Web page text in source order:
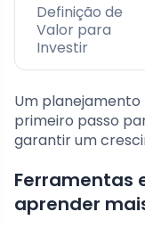
Definição de
Valor para
Investir
Um
primeiro passo
garantir um
Ferramentas
aprender